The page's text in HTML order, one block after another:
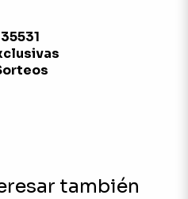
también